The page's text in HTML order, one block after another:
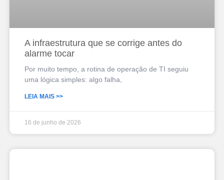
A infraestrutura que se corrige antes do
alarme tocar
Por muito tempo, a rotina de operação de TI seguiu
uma lógica simples: algo falha,
LEIA MAIS >>
16 de junho de 2026